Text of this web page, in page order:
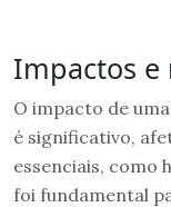
Impactos
O impacto de
é significativo,
essenciais, como
foi fundamental